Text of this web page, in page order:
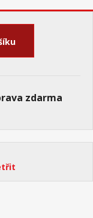
zdarma